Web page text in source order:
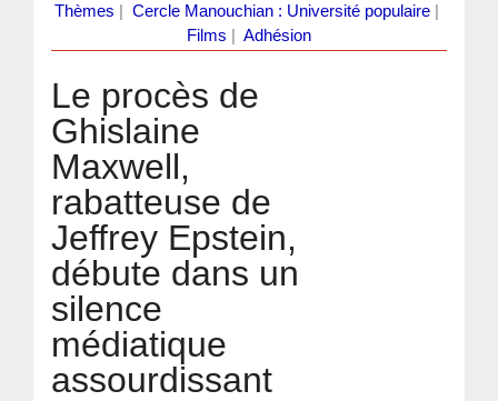
Thèmes
Cercle Manouchian : Université populaire
Films
Adhésion
Le procès de
Ghislaine
Maxwell,
rabatteuse de
Jeffrey Epstein,
débute dans un
silence
médiatique
assourdissant